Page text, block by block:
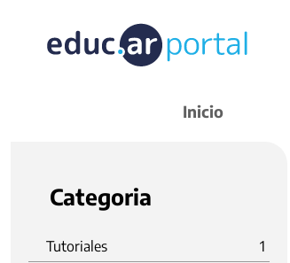
Inicio
Categoria
Tutoriales 1